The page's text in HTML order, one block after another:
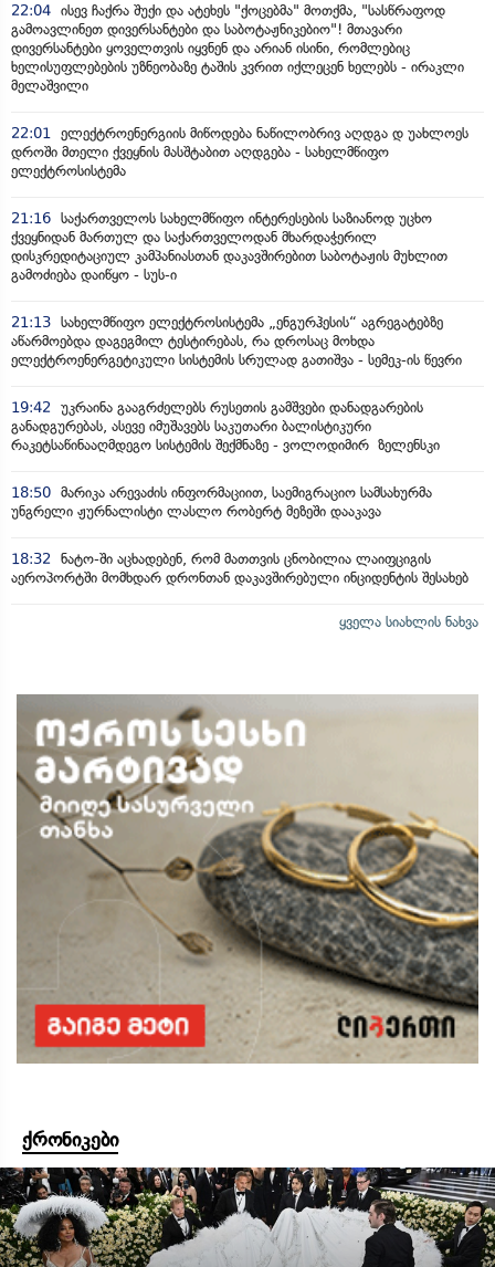
22:04 ისევ ჩაქრა შუქი და ატეხეს "ქოცებმა" მოთქმა, "სასწრაფოდ
გამოავლინეთ დივერსანტები და საბოტაჟნიკებიო"! მთავარი
დივერსანტები ყოველთვის იყვნენ და არიან ისინი, რომლებიც
ხელისუფლებების უზნეობაზე ტაშის კვრით იქლეცენ ხელებს - ირაკლი
მელაშვილი
22:01
ელექტროენერგიის მიწოდება ნაწილობრივ აღდგა დ უახლოეს
დროში მთელი ქვეყნის მასშტაბით აღდგება - სახელმწიფო
ელექტროსისტემა
21:16 საქართველოს სახელმწიფო ინტერესების საზიანოდ უცხო
ქვეყნიდან მართულ და საქართველოდან მხარდაჭერილ
დისკრედიტაციულ კამპანიასთან დაკავშირებით საბოტაჟის მუხლით
გამოძიება დაიწყო - სუს-ი
21:13 სახელმწიფო ელექტროსისტემა „ენგურჰესის“ აგრეგატებზე
აწარმოებდა დაგეგმილ ტესტირებას, რა დროსაც მოხდა
ელექტროენერგეტიკული სისტემის სრულად გათიშვა - სემეკ-ის წევრი
19:42
უკრაინა გააგრძელებს რუსეთის გამშვები დანადგარების
განადგურებას, ასევე იმუშავებს საკუთარი ბალისტიკური
რაკეტსაწინააღმდეგო სისტემის შექმნაზე - ვოლოდიმირ ზელენსკი
18:50 მარიკა არევაძის ინფორმაციით, საემიგრაციო სამსახურმა
უნგრელი ჟურნალისტი ლასლო რობერტ მეზეში დააკავა
18:32
ნატო-ში აცხადებენ, რომ მათთვის ცნობილია ლაიფციგის
აეროპორტში მომხდარ დრონთან დაკავშირებული ინციდენტის შესახებ
ყველა სიახლის ნახვა
ქრონიკები